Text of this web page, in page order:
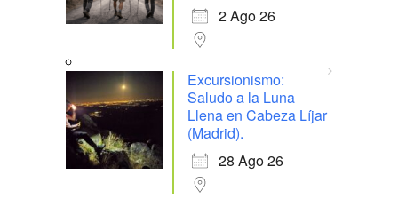
2 Ago 26
Excursionismo:
Saludo a la Luna
Llena en Cabeza Líjar
(Madrid).
28 Ago 26